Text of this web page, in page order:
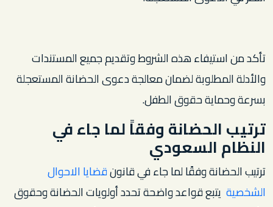
تأكد من استيفاء هذه الشروط وتقديم جميع المستندات
والأدلة المطلوبة لضمان معالجة دعوى الحضانة المستعجلة
بسرعة وحماية حقوق الطفل.
ترتيب الحضانة وفقاً لما جاء في
النظام السعودي
ترتيب الحضانة وفقًا لما جاء في قانونقضايا الاحوال
الشخصية يتبع قواعد واضحة تحدد أولويات الحضانة وحقوق